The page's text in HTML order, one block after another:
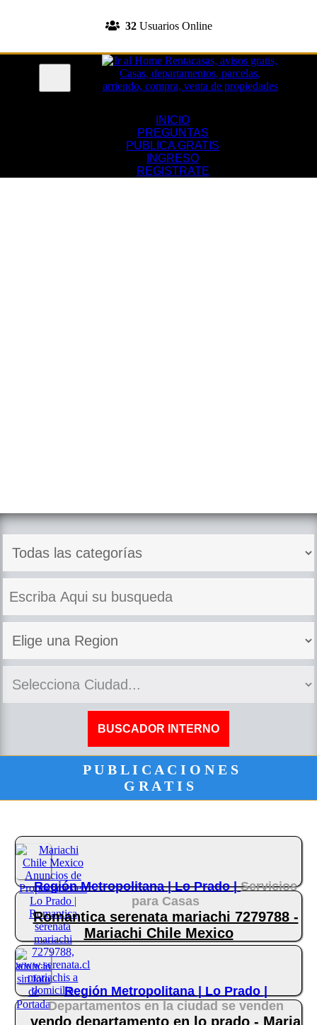
32Usuarios Online
INICIO
PREGUNTAS
PUBLICA GRATIS
INGRESO
REGISTRATE
P U B L I C A C I O N E S
G R A T I S
Región Metropolitana |Lo Prado |Servicios
para Casas
Romantica serenata mariachi 7279788 -
Mariachi Chile Mexico
Región Metropolitana | Lo Prado |
Departamentos en la ciudad se venden
vendo departamento en lo prado - Maria